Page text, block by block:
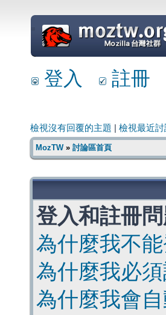
=
登入 註冊
檢視沒有回覆的主題 檢視最近討
MozTW» 討論區首頁
登入和註冊
為什麼我不能
為什麼我必須
為什麼我會自